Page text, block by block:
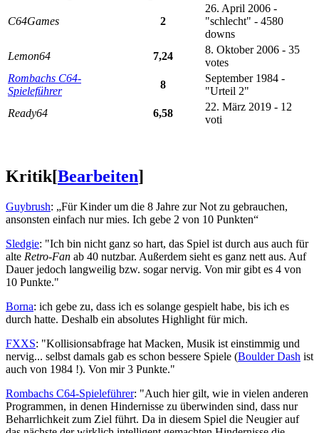
C64Games 2
26. April 2006 -
"schlecht" - 4580
downs
Lemon64
7,24
8. Oktober 2006 - 35
votes
Rombachs C64-
Spieleführer
8
September 1984 -
"Urteil 2"
Ready64
6,58
22. März 2019 - 12
voti
Kritik[Bearbeiten]
Guybrush: „Für Kinder um die 8 Jahre zur Not zu gebrauchen,
ansonsten einfach nur mies. Ich gebe 2 von 10 Punkten“
Sledgie: "Ich bin nicht ganz so hart, das Spiel ist durch aus auch für
alte Retro-Fan ab 40 nutzbar. Außerdem sieht es ganz nett aus. Auf
Dauer jedoch langweilig bzw. sogar nervig. Von mir gibt es 4 von
10 Punkte."
Borna: ich gebe zu, dass ich es solange gespielt habe, bis ich es
durch hatte. Deshalb ein absolutes Highlight für mich.
FXXS: "Kollisionsabfrage hat Macken, Musik ist einstimmig und
nervig... selbst damals gab es schon bessere Spiele (Boulder Dash ist
auch von 1984 !). Von mir 3 Punkte."
Rombachs C64-Spieleführer: "Auch hier gilt, wie in vielen anderen
Programmen, in denen Hindernisse zu überwinden sind, dass nur
Beharrlichkeit zum Ziel führt. Da in diesem Spiel die Neugier auf